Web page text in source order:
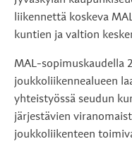
liikennettä koskeva
kuntien ja valtion
MAL-sopimuskaudella
joukkoliikennealueen
yhteistyössä seudun
järjestävien
joukkoliikenteen